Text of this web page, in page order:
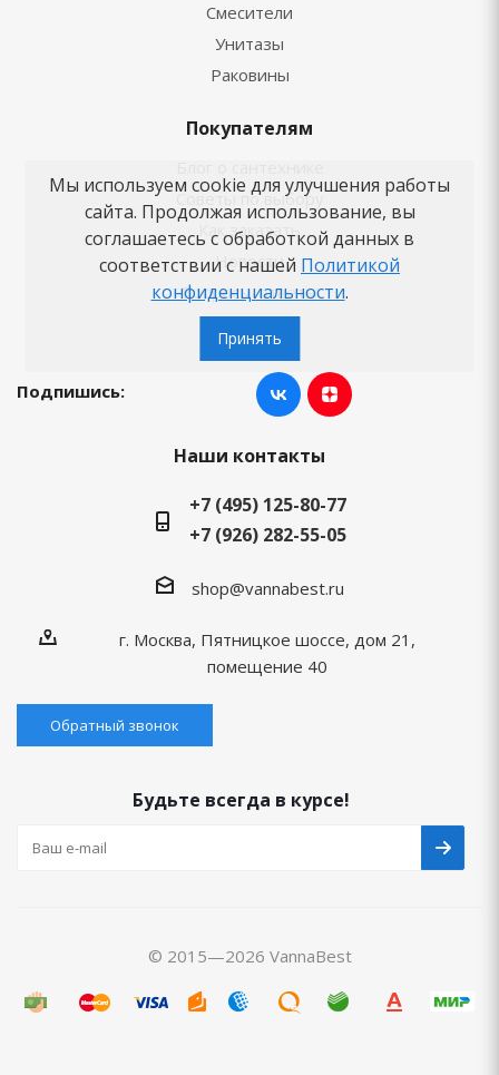
Смесители
Унитазы
Раковины
Покупателям
Советы по выбору
Как заказать
Новости
Вопросы-ответы
Бренды
Подпишись:
Наши контакты
+7 (495) 125-80-77
+7 (926) 282-55-05
shop@vannabest.ru
г. Москва, Пятницкое шоссе, дом 21,
помещение 40
Обратный звонок
Будьте всегда в курсе!
© 2015—2026 VannaBest
Мы используем cookie для улучшения работы
сайта. Продолжая использование, вы
соглашаетесь с обработкой данных в
соответствии с нашей Политикой
конфиденциальности.
Принять